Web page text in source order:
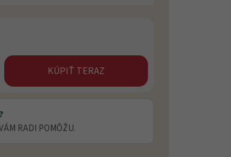
KÚPIŤ TERAZ
RADI POMÔŽU.